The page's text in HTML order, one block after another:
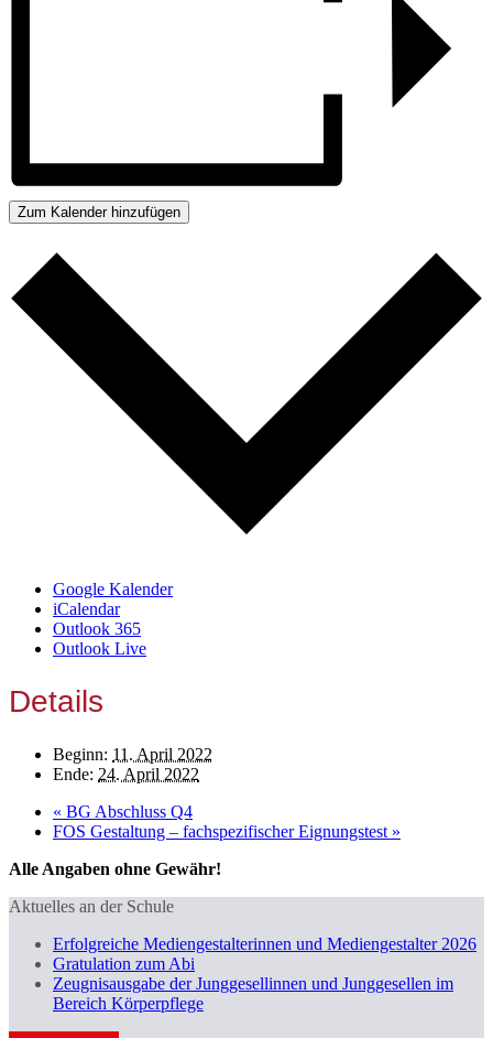
Zum Kalender hinzufügen
Google Kalender
iCalendar
Outlook 365
Outlook Live
Details
Beginn: 11. April 2022
Ende: 24. April 2022
« BG Abschluss Q4
FOS Gestaltung – fachspezifischer Eignungstest »
Alle Angaben ohne Gewähr!
Aktuelles an der Schule
Erfolgreiche Mediengestalterinnen und Mediengestalter 2026
Gratulation zum Abi
Zeugnisausgabe der Junggesellinnen und Junggesellen im
Bereich Körperpflege